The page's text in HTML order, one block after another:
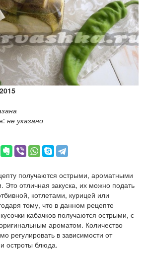
не указано
получаются острыми, ароматными
Это отличная закуска, их можно подать
котлетами, курицей или
тому, что в данном рецепте
кабачков получаются острыми, с
ароматом. Количество
регулировать в зависимости от
остроты блюда.